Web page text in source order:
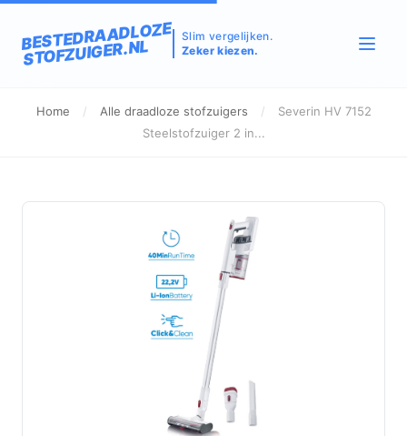
BESTEDRAADLOZE
STOFZUIGER.NL
Slim vergelijken.
Zeker kiezen.
Home / Alle draadloze stofzuigers /
Severin HV 7152
Steelstofzuiger 2 in...